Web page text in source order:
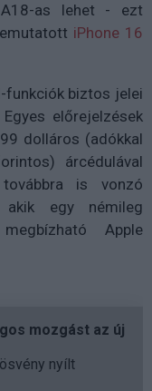
as lehet - ezt
iPhone 16
funkciók biztos jelei
előrejelzések
dolláros (adókkal
árcédulával
is vonzó
egy némileg
Apple
mozgást az új
nyílt